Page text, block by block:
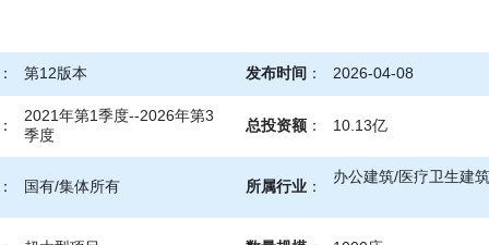
第12版本 发布时间 ： 2026-04-08
2021年第1季度--2026年第3
季度
总投资额 ： 10.13亿
国有/集体所有 所属行业 ：
办公建筑/医疗卫生建